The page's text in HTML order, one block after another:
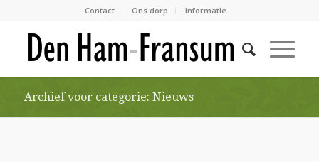
Contact Ons dorp Informatie
Archief voor categorie: Nieuws